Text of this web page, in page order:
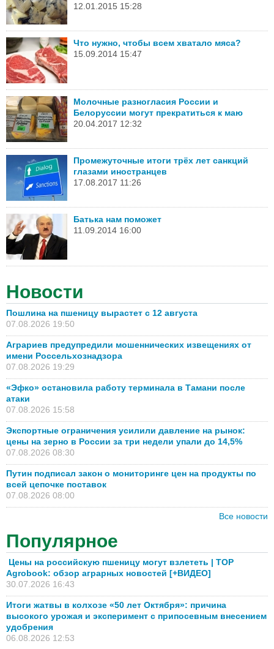
12.01.2015 15:28
Что нужно, чтобы всем хватало мяса?
15.09.2014 15:47
Молочные разногласия России и
Белоруссии могут прекратиться к маю
20.04.2017 12:32
Промежуточные итоги трёх лет санкций
глазами иностранцев
17.08.2017 11:26
Батька нам поможет
11.09.2014 16:00
Новости
Пошлина на пшеницу вырастет с 12 августа
07.08.2026 19:50
Аграриев предупредили мошеннических извещениях от
имени Россельхознадзора
07.08.2026 19:29
«Эфко» остановила работу терминала в Тамани после
атаки
07.08.2026 15:58
Экспортные ограничения усилили давление на рынок:
цены на зерно в России за три недели упали до 14,5%
07.08.2026 08:30
Путин подписал закон о мониторинге цен на продукты по
всей цепочке поставок
07.08.2026 08:00
Все новости
Популярное
Цены на российскую пшеницу могут взлететь | TOP
Agrobook: обзор аграрных новостей [+ВИДЕО]
30.07.2026 16:43
Итоги жатвы в колхозе «50 лет Октября»: причина
высокого урожая и эксперимент с припосевным внесением
удобрения
06.08.2026 12:53